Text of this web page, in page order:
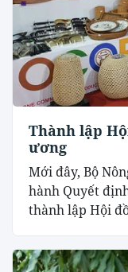
Thành lập
ương
Mới đây, Bộ
hành Quyết
thành lập Hội